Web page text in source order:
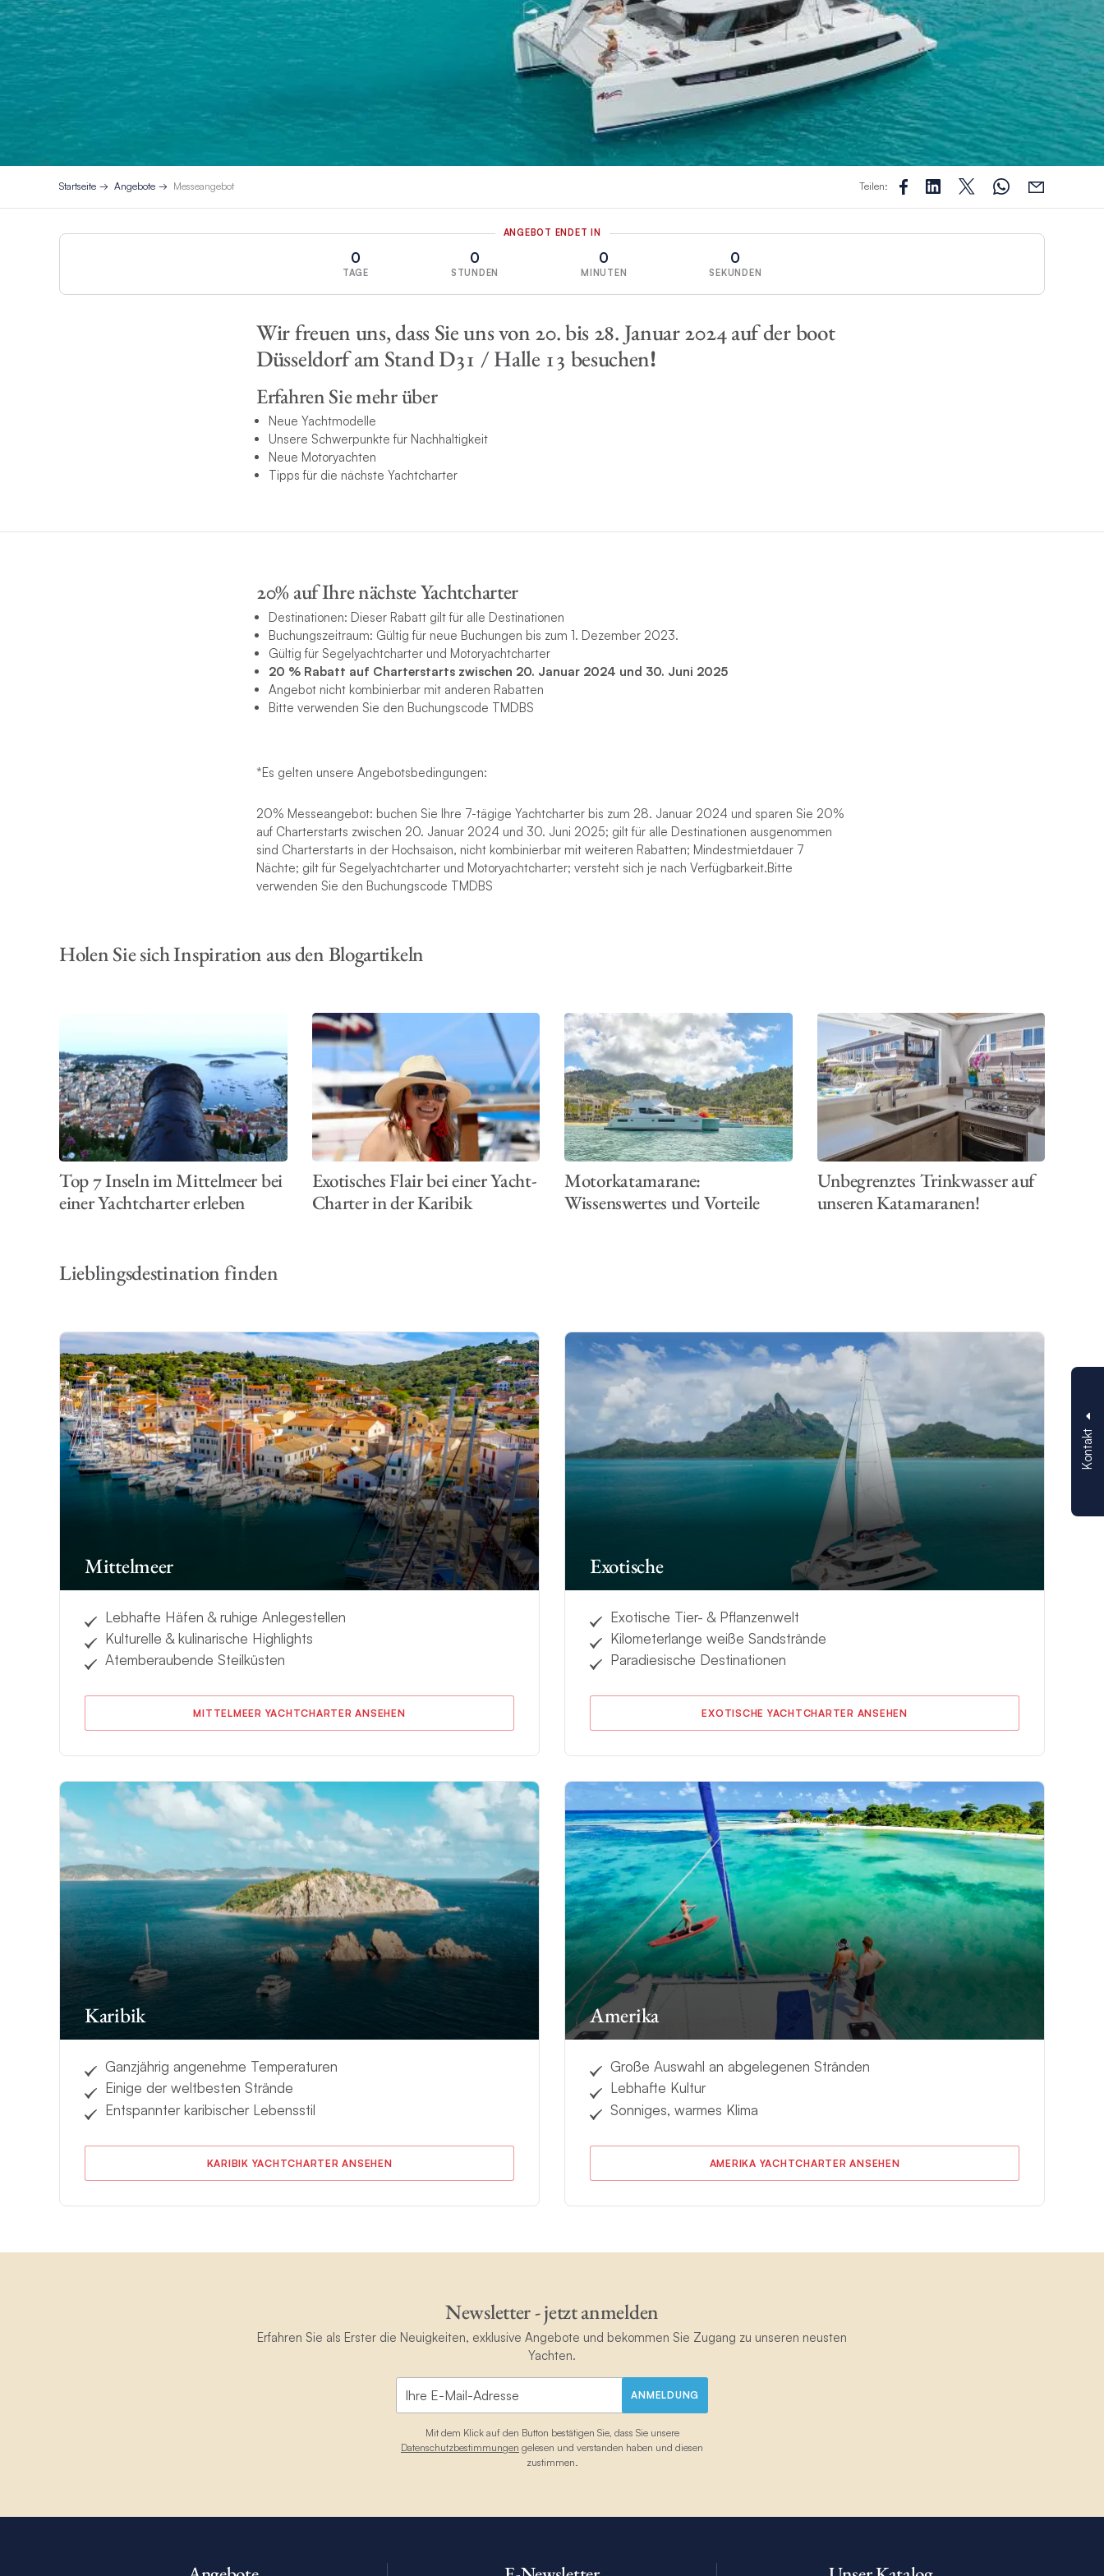
Kontakt
Startseite Angebote Messeangebot Teilen:
ANGEBOT ENDET IN
0
TAGE
0
STUNDEN
0
MINUTEN
0
SEKUNDEN
Wir freuen uns, dass Sie uns von 20. bis 28. Januar 2024 auf der boot
Düsseldorf am Stand D31 / Halle 13 besuchen!
Erfahren Sie mehr über
Neue Yachtmodelle
Unsere Schwerpunkte für Nachhaltigkeit
Neue Motoryachten
Tipps für die nächste Yachtcharter
20% auf Ihre nächste Yachtcharter
Destinationen: Dieser Rabatt gilt für alle Destinationen
Buchungszeitraum: Gültig für neue Buchungen bis zum 1. Dezember 2023.
Gültig für Segelyachtcharter und Motoryachtcharter
20 % Rabatt auf Charterstarts zwischen 20. Januar 2024 und 30. Juni 2025
Angebot nicht kombinierbar mit anderen Rabatten
Bitte verwenden Sie den Buchungscode TMDBS
*Es gelten unsere Angebotsbedingungen:
20% Messeangebot: buchen Sie Ihre 7-tägige Yachtcharter bis zum 28. Januar 2024 und sparen Sie 20%
auf Charterstarts zwischen 20. Januar 2024 und 30. Juni 2025; gilt für alle Destinationen ausgenommen
sind Charterstarts in der Hochsaison, nicht kombinierbar mit weiteren Rabatten; Mindestmietdauer 7
Nächte; gilt für Segelyachtcharter und Motoryachtcharter; versteht sich je nach Verfügbarkeit.Bitte
verwenden Sie den Buchungscode TMDBS
Holen Sie sich Inspiration aus den Blogartikeln
Top 7 Inseln im Mittelmeer bei
einer Yachtcharter erleben
Exotisches Flair bei einer Yacht-
Charter in der Karibik
Motorkatamarane:
Wissenswertes und Vorteile
Unbegrenztes Trinkwasser auf
unseren Katamaranen!
Lieblingsdestination finden
Mittelmeer
Lebhafte Häfen & ruhige Anlegestellen
Kulturelle & kulinarische Highlights
Atemberaubende Steilküsten
MITTELMEER YACHTCHARTER ANSEHEN
Exotische
Exotische Tier- & Pflanzenwelt
Kilometerlange weiße Sandstrände
Paradiesische Destinationen
EXOTISCHE YACHTCHARTER ANSEHEN
Karibik
Ganzjährig angenehme Temperaturen
Einige der weltbesten Strände
Entspannter karibischer Lebensstil
KARIBIK YACHTCHARTER ANSEHEN
Amerika
Große Auswahl an abgelegenen Stränden
Lebhafte Kultur
Sonniges, warmes Klima
AMERIKA YACHTCHARTER ANSEHEN
Newsletter - jetzt anmelden
Erfahren Sie als Erster die Neuigkeiten, exklusive Angebote und bekommen Sie Zugang zu unseren neusten
Yachten.
ANMELDUNG
Mit dem Klick auf den Button bestätigen Sie, dass Sie unsere
Datenschutzbestimmungen gelesen und verstanden haben und diesen
zustimmen.